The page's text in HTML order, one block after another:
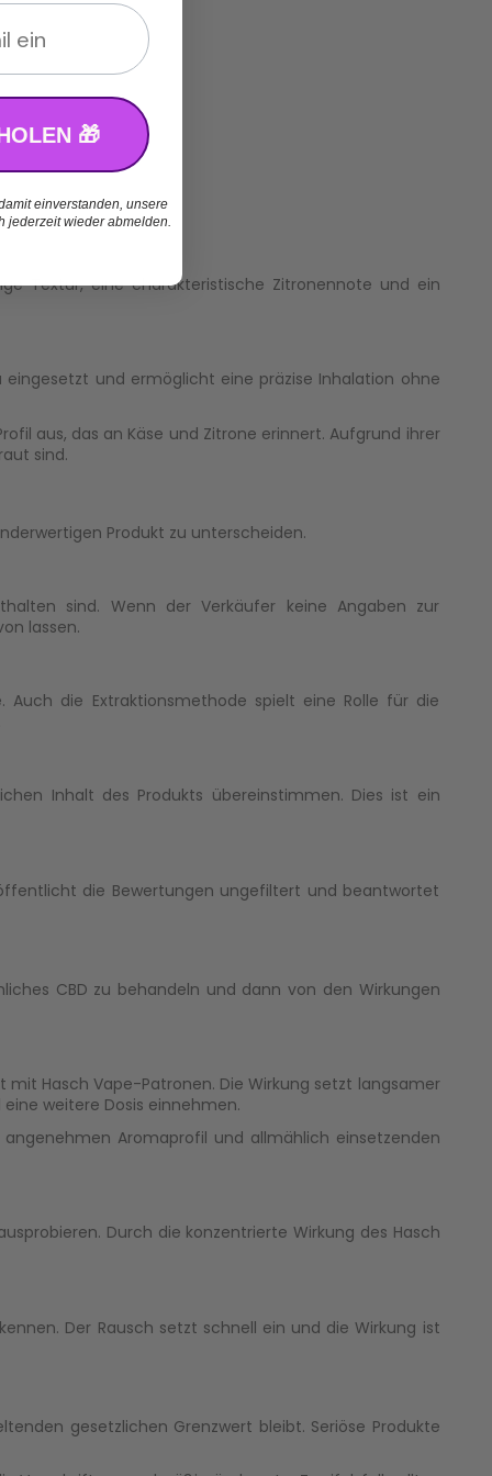
Textur, eine charakteristische Zitronennote und ein
eingesetzt und ermöglicht eine präzise Inhalation ohne
aus, das an Käse und Zitrone erinnert. Aufgrund ihrer
sind.
Produkt zu unterscheiden.
sind. Wenn der Verkäufer keine Angaben zur
lassen.
Auch die Extraktionsmethode spielt eine Rolle für die
Inhalt des Produkts übereinstimmen. Dies ist ein
die Bewertungen ungefiltert und beantwortet
CBD zu behandeln und dann von den Wirkungen
Hasch Vape-Patronen. Die Wirkung setzt langsamer
weitere Dosis einnehmen.
Aromaprofil und allmählich einsetzenden
Durch die konzentrierte Wirkung des Hasch
Der Rausch setzt schnell ein und die Wirkung ist
gesetzlichen Grenzwert bleibt. Seriöse Produkte
🎁
einverstanden, unsere
jederzeit wieder abmelden.